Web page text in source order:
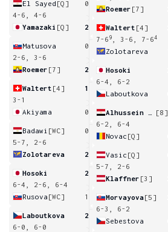
El Sayed [Q]
0
4-6, 4-6
Yamazaki [Q] 2
Matusova
0
2-6, 3-6
Roemer [7] 2
Waltert [4]
1
3-1
Akiyama
0
Badawi [WC]
0
5-7, 2-6
Zolotareva
2
Hosoki
2
6-4, 2-6, 6-4
Rusova [WC] 1
Laboutkova
2
6-0, 6-0
Roemer [7]
Waltert [4]
7-6 9 , 3-6, 7-64
Zolotareva
Hosoki
6-4, 6-2
Laboutkova
[8]
6-2, 6-4
Novac [Q]
Vasic [Q]
5-7, 2-6
Klaffner [3]
Morvayova[5]
6-3, 6-2
Sebestova